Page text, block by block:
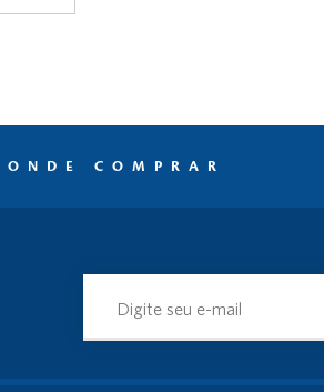
ONDE COMPRAR